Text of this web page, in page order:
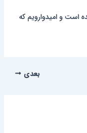
است و امیدوارویم که
بعدی